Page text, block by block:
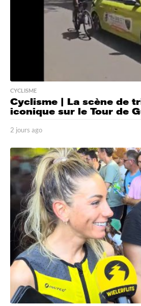
CYCLISME
Cyclisme | La scène de
iconique sur le Tour de
2 jours ago
o
u
r
s
a
g
o